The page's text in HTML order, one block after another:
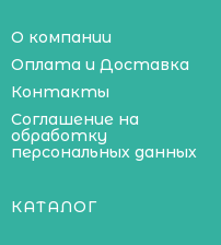
О компании
Оплата и Доставка
Контакты
Соглашение на
обработку
персональных данных
КАТАЛОГ